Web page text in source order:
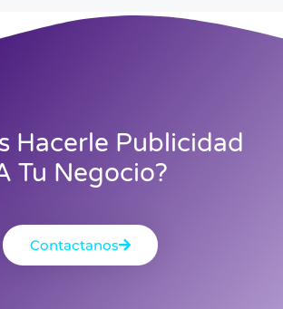
Hacerle Publicidad
Tu Negocio?
Contactanos